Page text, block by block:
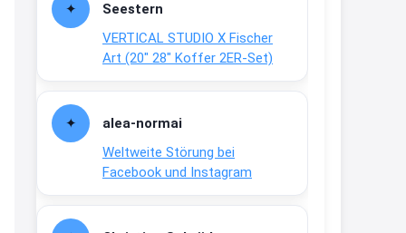
Seestern
VERTICAL STUDIO X Fischer
Art (20″ 28″ Koffer 2ER-Set)
alea-normai
Weltweite Störung bei
Facebook und Instagram
An 01.08. / Sensodyne Rabatt 3€
/ max. 15.000www.erlebe-
↩